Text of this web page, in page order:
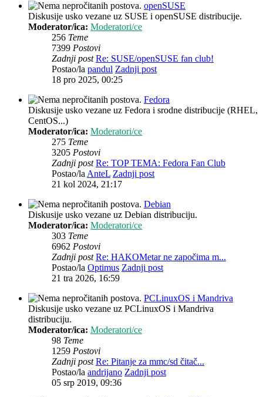
openSUSE
Diskusije usko vezane uz SUSE i openSUSE distribucije.
Moderator/ica: Moderatori/ce
256 Teme
7399 Postovi
Zadnji post Re: SUSE/openSUSE fan club!
Postao/la pandul Zadnji post
18 pro 2025, 00:25
Fedora
Diskusije usko vezane uz Fedora i srodne distribucije (RHEL,
CentOS...)
Moderator/ica: Moderatori/ce
275 Teme
3205 Postovi
Zadnji post Re: TOP TEMA: Fedora Fan Club
Postao/laAnteL Zadnji post
21 kol 2024, 21:17
Debian
Diskusije usko vezane uz Debian distribuciju.
Moderator/ica: Moderatori/ce
303 Teme
6962 Postovi
Zadnji post Re: HAKOMetar ne započima m...
Postao/la Optimus Zadnji post
21 tra 2026, 16:59
PCLinuxOS i Mandriva
Diskusije usko vezane uz PCLinuxOS i Mandriva
distribuciju.
Moderator/ica: Moderatori/ce
98 Teme
1259 Postovi
Zadnji post Re: Pitanje za mmc/sd čitač...
Postao/la andrijano Zadnji post
05 srp 2019, 09:36